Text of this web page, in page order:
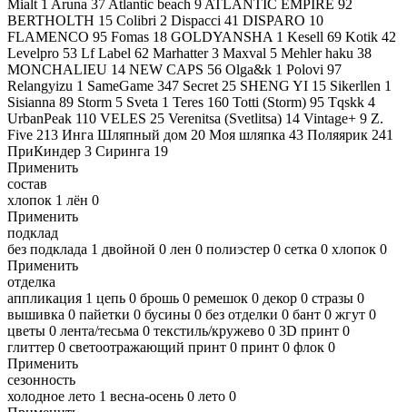
Mialt 1 Aruna 37 Atlantic beach 9 ATLANTIC EMPIRE 92
BERTHOLTH 15 Colibri 2 Dispacci 41 DISPARO 10
FLAMENCO 95 Fomas 18 GOLDYANSHA 1 Kesell 69 Kotik 42
Levelpro 53 Lf Label 62 Marhatter 3 Maxval 5 Mehler haku 38
MONCHALIEU 14 NEW CAPS 56 Olga&k 1 Polovi 97
Relangyizu 1 SameGame 347 Secret 25 SHENG YI 15 Sikerllen 1
Sisianna 89 Storm 5 Sveta 1 Teres 160 Totti (Storm) 95 Tqskk 4
UrbanPeak 110 VELES 25 Verenitsa (Svetlitsa) 14 Vintage+ 9 Z.
Five 213 Инга Шляпный дом 20 Моя шляпка 43 Поляярик 241
ПриКиндер 3 Сиринга 19
Применить
состав
хлопок 1 лён 0
Применить
подклад
без подклада 1 двойной 0 лен 0 полиэстер 0 сетка 0 хлопок 0
Применить
отделка
аппликация 1 цепь 0 брошь 0 ремешок 0 декор 0 стразы 0
вышивка 0 пайетки 0 бусины 0 без отделки 0 бант 0 жгут 0
цветы 0 лента/тесьма 0 текстиль/кружево 0 3D принт 0
глиттер 0 светоотражающий принт 0 принт 0 флок 0
Применить
сезонность
холодное лето 1 весна-осень 0 лето 0